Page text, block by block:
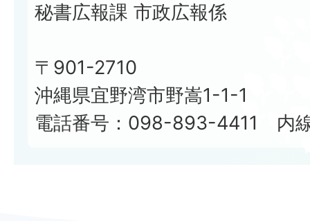
秘書広報課 市政広報係
〒901-2710
沖縄県宜野湾市野嵩1-1-1
電話番号：098-893-4411 内